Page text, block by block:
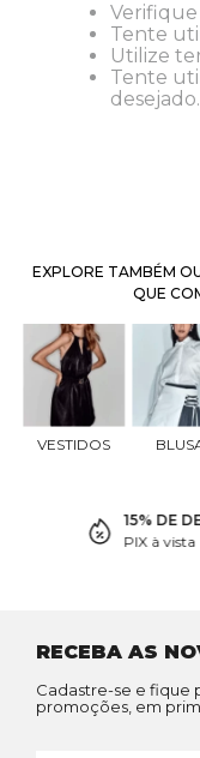
Verifique
Tente
Utilize
Tente
desejado.
EXPLORE TAMBÉM
QUE
VESTIDOS
15% DE
PIX à vista
RECEBA AS
Cadastre-se e fique
promoções, em